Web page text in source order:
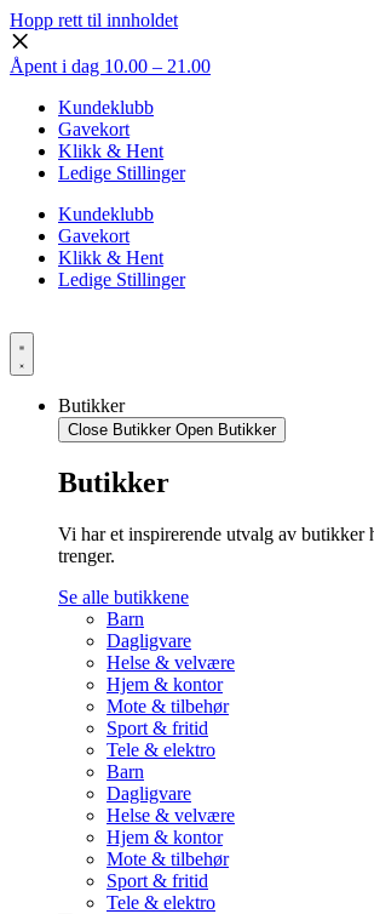
Hopp rett til innholdet
Åpent i dag 10.00 – 21.00
Kundeklubb
Gavekort
Klikk & Hent
Ledige Stillinger
Kundeklubb
Gavekort
Klikk & Hent
Ledige Stillinger
Butikker
Close Butikker Open Butikker
Butikker
Vi har et inspirerende utvalg av butikker
trenger.
Se alle butikkene
Barn
Dagligvare
Helse & velvære
Hjem & kontor
Mote & tilbehør
Sport & fritid
Tele & elektro
Barn
Dagligvare
Helse & velvære
Hjem & kontor
Mote & tilbehør
Sport & fritid
Tele & elektro